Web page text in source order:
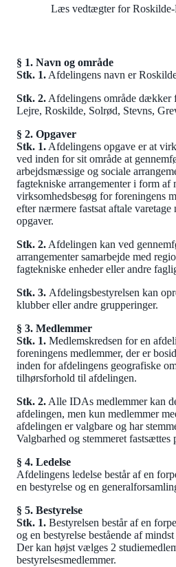
Læs vedtægter for
§ 1. Navn og område
Stk. 1. Afdelingens navn er
Stk. 2. Afdelingens område dækker
Lejre, Roskilde, Solrød, Stevns,
§ 2. Opgaver
Stk. 1. Afdelingens opgave er at
ved inden for sit område at
arbejdsmæssige og sociale
fagtekniske arrangementer i form af
virksomhedsbesøg for foreningens
efter nærmere fastsat aftale varetage
opgaver.
Stk. 2. Afdelingen kan ved
arrangementer samarbejde med
fagtekniske enheder eller andre
Stk. 3. Afdelingsbestyrelsen kan
klubber eller andre grupperinger.
§ 3. Medlemmer
Stk. 1. Medlemskredsen for en
foreningens medlemmer, der er
inden for afdelingens geografiske
tilhørsforhold til afdelingen.
Stk. 2. Alle IDAs medlemmer kan
afdelingen, men kun medlemmer
afdelingen er valgbare og har
Valgbarhed og stemmeret fastsættes
§ 4. Ledelse
Afdelingens ledelse består af en
en bestyrelse og en
§ 5. Bestyrelse
Stk. 1. Bestyrelsen består af en
og en bestyrelse bestående af
Der kan højst vælges 2
bestyrelsesmedlemmer.